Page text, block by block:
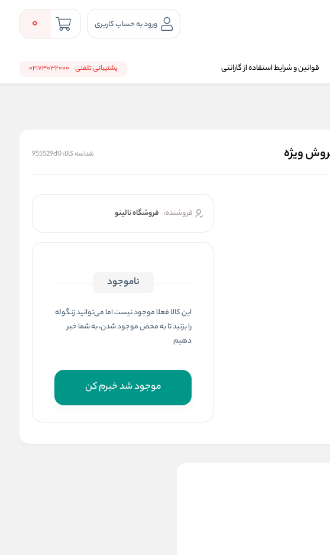
ورود به حساب کاربری 0
قوانین و شرایط استفاده از گارانتی پشتیبانی تلفنی 02173032000
شناسه کالا:955529d0
فروشنده: فروشگاه نالینو
ناموجود
این کالا فعلا موجود نیست اما می‌توانید زنگوله
را بزنید تا به محض موجود شدن، به شما خبر
دهیم
موجود شد خبرم کن